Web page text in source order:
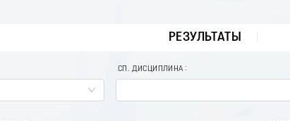
РЕЗУЛЬТАТЫ
СП. ДИСЦИПЛИНА